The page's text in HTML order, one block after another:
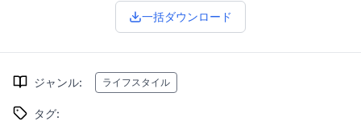
一括ダウンロード
ジャンル: ライフスタイル
タグ: